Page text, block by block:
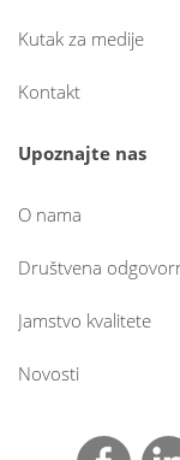
Kutak za medije
Kontakt
Upoznajte nas
O nama
Društvena
Jamstvo kvalitete
Novosti